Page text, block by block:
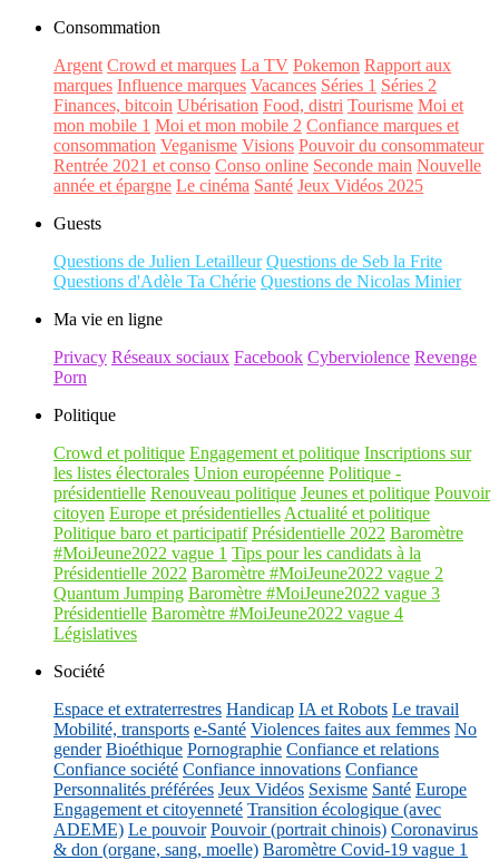
Consommation
Argent Crowd et marques La TV Pokemon Rapport aux
marques Influence marques Vacances Séries 1 Séries 2
Finances, bitcoin Ubérisation Food, distri Tourisme Moi et
mon mobile 1 Moi et mon mobile 2 Confiance marques et
consommation Veganisme Visions Pouvoir du consommateur
Rentrée 2021 et conso Conso online Seconde main Nouvelle
année et épargne Le cinéma Santé Jeux Vidéos 2025
Guests
Questions de Julien Letailleur Questions de Seb la Frite
Questions d'Adèle Ta Chérie Questions de Nicolas Minier
Ma vie en ligne
Privacy Réseaux sociaux Facebook Cyberviolence Revenge
Porn
Politique
Crowd et politique Engagement et politique Inscriptions sur
les listes électorales Union européenne Politique -
présidentielle Renouveau politique Jeunes et politique Pouvoir
citoyen Europe et présidentielles Actualité et politique
Politique baro et participatif Présidentielle 2022 Baromètre
#MoiJeune2022 vague 1 Tips pour les candidats à la
Présidentielle 2022 Baromètre #MoiJeune2022 vague 2
Quantum Jumping Baromètre #MoiJeune2022 vague 3
Présidentielle Baromètre #MoiJeune2022 vague 4
Législatives
Société
Espace et extraterrestres Handicap IA et Robots Le travail
Mobilité, transports e-Santé Violences faites aux femmes No
gender Bioéthique Pornographie Confiance et relations
Confiance société Confiance innovations Confiance
Personnalités préférées Jeux Vidéos Sexisme Santé Europe
Engagement et citoyenneté Transition écologique (avec
ADEME) Le pouvoir Pouvoir (portrait chinois) Coronavirus
& don (organe, sang, moelle) Baromètre Covid-19 vague 1